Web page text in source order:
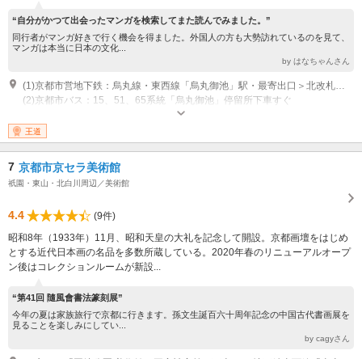
“自分がかつて出会ったマンガを検索してまた読んでみました。”
同行者がマンガ好きで行く機会を得ました。外国人の方も大勢訪れているのを見て、
マンガは本当に日本の文化...
by はなちゃんさん
(2)京都市バス：15、51、65系統「烏丸御池」停留所下車すぐ
営業時間：午前10時～午後6時 (最終入館時刻： 午後5時30分) 休館日：毎週
水曜日 （休祝日の場合は翌日）、年末年始、メンテナンス期間
王道
7 京都市京セラ美術館
祇園・東山・北白川周辺／美術館
4.4
(9件)
昭和8年（1933年）11月、昭和天皇の大礼を記念して開設。京都画壇をはじめ
とする近代日本画の名品を多数所蔵している。2020年春のリニューアルオープ
ン後はコレクションルームが新設...
“第41回 隨風會書法篆刻展”
今年の夏は家族旅行で京都に行きます。孫文生誕百六十周年記念の中国古代書画展を
見ることを楽しみにしてい...
by cagyさん